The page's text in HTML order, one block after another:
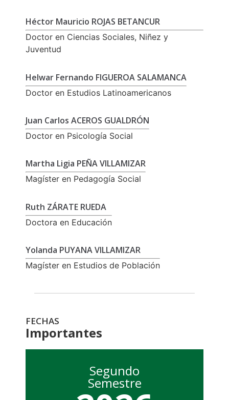
Héctor Mauricio ROJAS BETANCUR
Doctor en Ciencias Sociales, Niñez y
Juventud
Helwar Fernando FIGUEROA SALAMANCA
Doctor en Estudios Latinoamericanos
Juan Carlos ACEROS GUALDRÓN
Doctor en Psicología Social
Martha Ligia PEÑA VILLAMIZAR
Magíster en Pedagogía Social
Ruth ZÁRATE RUEDA
Doctora en Educación
Yolanda PUYANA VILLAMIZAR
Magíster en Estudios de Población
FECHAS
Importantes
Segundo
Semestre